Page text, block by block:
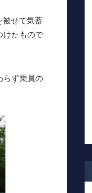
被せて気蓄
けたもので
らず乗員の